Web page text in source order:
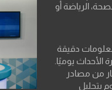
الرياضة أو
دقيقة
الأحداث يوميًا.
من مصادر
بتحليل